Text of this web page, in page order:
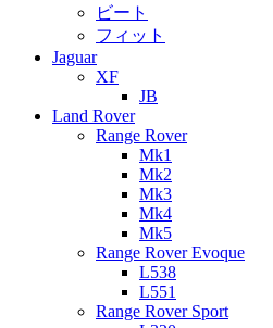
ビート
フィット
Jaguar
XF
JB
Land Rover
Range Rover
Mk1
Mk2
Mk3
Mk4
Mk5
Range Rover Evoque
L538
L551
Range Rover Sport